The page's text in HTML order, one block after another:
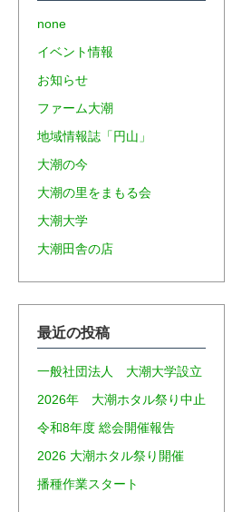
none
イベント情報
お知らせ
ファーム大潮
地域情報誌「円山」
大潮の今
大潮の里をまもる会
大潮大学
大潮田舎の店
最近の投稿
一般社団法人 大潮大学設立
2026年 大潮ホタル祭り中止
令和8年度 総会開催報告
2026 大潮ホタル祭り開催
播種作業スタート